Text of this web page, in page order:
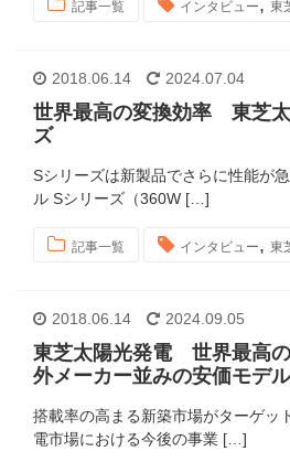
記事一覧 インタビュー, 東
2018.06.14 2024.07.04
世界最高の変換効率 東芝
ズ
Sシリーズは新製品でさらに性能が
ル Sシリーズ（360W […]
記事一覧 インタビュー, 東
2018.06.14 2024.09.05
東芝太陽光発電 世界最高
外メーカー並みの安価モデ
搭載率の高まる新築市場がターゲッ
電市場における今後の事業 […]